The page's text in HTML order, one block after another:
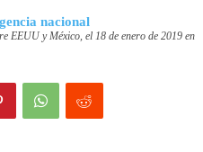
EEUU y México, el 18 de enero de 2019 en